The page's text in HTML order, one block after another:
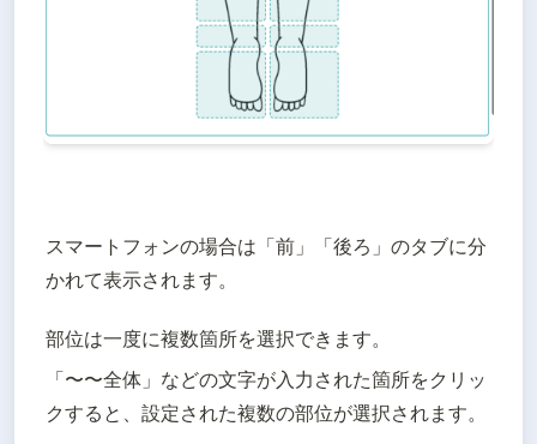
スマートフォンの場合は「前」「後ろ」のタブに分
かれて表示されます。
部位は一度に複数箇所を選択できます。
「〜〜全体」などの文字が入力された箇所をクリッ
クすると、設定された複数の部位が選択されます。